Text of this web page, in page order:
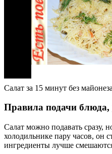
Салат за 15 минут без
Правила подачи
Салат можно подавать сразу,
холодильнике пару часов, он
ингредиенты лучше